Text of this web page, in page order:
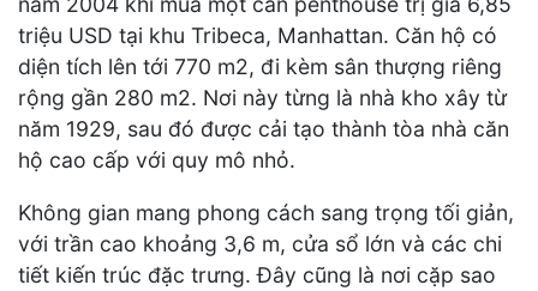
triệu USD tại khu Tribeca, Manhattan. Căn hộ có
diện tích lên tới 770 m2, đi kèm sân thượng riêng
rộng gần 280 m2. Nơi này từng là nhà kho xây từ
năm 1929, sau đó được cải tạo thành tòa nhà căn
hộ cao cấp với quy mô nhỏ.
Không gian mang phong cách sang trọng tối giản,
với trần cao khoảng 3,6 m, cửa sổ lớn và các chi
tiết kiến trúc đặc trưng. Đây cũng là nơi cặp sao